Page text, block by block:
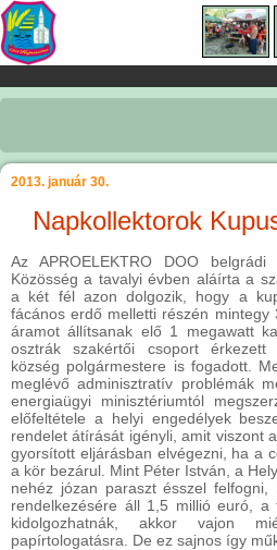
2013. január 30.
Napkollektorok
Az APROELEKTRO DOO
Közösség a tavalyi évben aláírta a
a két fél azon dolgozik, hogy a
fácános erdő melletti részén mintegy
áramot állítsanak elő 1 megawatt
osztrák szakértői csoport érkezett
község polgármestere is fogadott.
meglévő adminisztratív problémák
energiaügyi minisztériumtól
előfeltétele a helyi engedélyek
rendelet átírását igényli, amit viszont
gyorsított eljárásban elvégezni, ha a
a kör bezárul. Mint Péter István, a
nehéz józan paraszt ésszel
rendelkezésére áll 1,5 millió euró,
kidolgozhatnák, akkor vajon
papírtologatásra. De ez sajnos így